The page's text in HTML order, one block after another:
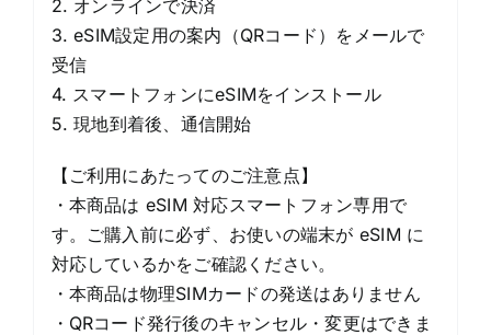
2. オンラインで決済
3. eSIM設定用の案内（QRコード）をメールで
受信
4. スマートフォンにeSIMをインストール
5. 現地到着後、通信開始
【ご利用にあたってのご注意点】
・本商品は eSIM 対応スマートフォン専用で
す。ご購入前に必ず、お使いの端末が eSIM に
対応しているかをご確認ください。
・本商品は物理SIMカードの発送はありません
・QRコード発行後のキャンセル・変更はできま